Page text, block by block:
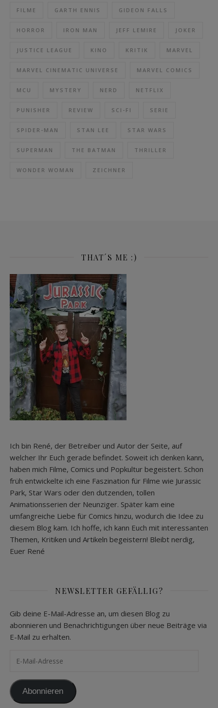
FILME GARTH ENNIS GIDEON FALLS
HORROR IRON MAN JEFF LEMIRE JOKER
JUSTICE LEAGUE KINO KRITIK MARVEL
MARVEL CINEMATIC UNIVERSE MARVEL COMICS
MCU MYSTERY NERD NETFLIX
PUNISHER REVIEW SCI-FI SERIE
SPIDER-MAN STAN LEE STAR WARS
SUPERMAN THE BATMAN THRILLER
WONDER WOMAN ZEICHNER
THAT´S ME :)
Ich bin René, der Betreiber und Autor der Seite, auf
welcher Ihr Euch gerade befindet. Soweit ich denken kann,
haben mich Filme, Comics und Popkultur begeistert. Schon
früh entwickelte ich eine Faszination für Filme wie Jurassic
Park, Star Wars oder den dutzenden, tollen
Animationsserien der Neunziger. Später kam eine
umfangreiche Liebe für Comics hinzu, wodurch die Idee zu
diesem Blog kam. Ich hoffe, ich kann Euch mit interessanten
Themen, Kritiken und Artikeln begeistern! Bleibt nerdig,
Euer René
NEWSLETTER GEFÄLLIG?
Gib deine E-Mail-Adresse an, um diesen Blog zu
abonnieren und Benachrichtigungen über neue Beiträge via
E-Mail zu erhalten.
Abonnieren